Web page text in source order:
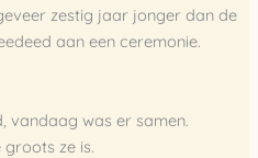
zestig jaar jonger dan de
aan een ceremonie.
vandaag was er samen.
ze is.